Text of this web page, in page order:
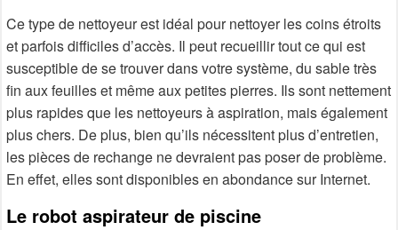
Ce type de nettoyeur est idéal pour nettoyer les coins étroits
et parfois difficiles d’accès. Il peut recueillir tout ce qui est
susceptible de se trouver dans votre système, du sable très
fin aux feuilles et même aux petites pierres. Ils sont nettement
plus rapides que les nettoyeurs à aspiration, mais également
plus chers. De plus, bien qu’ils nécessitent plus d’entretien,
les pièces de rechange ne devraient pas poser de problème.
En effet, elles sont disponibles en abondance sur Internet.
Le robot aspirateur de piscine